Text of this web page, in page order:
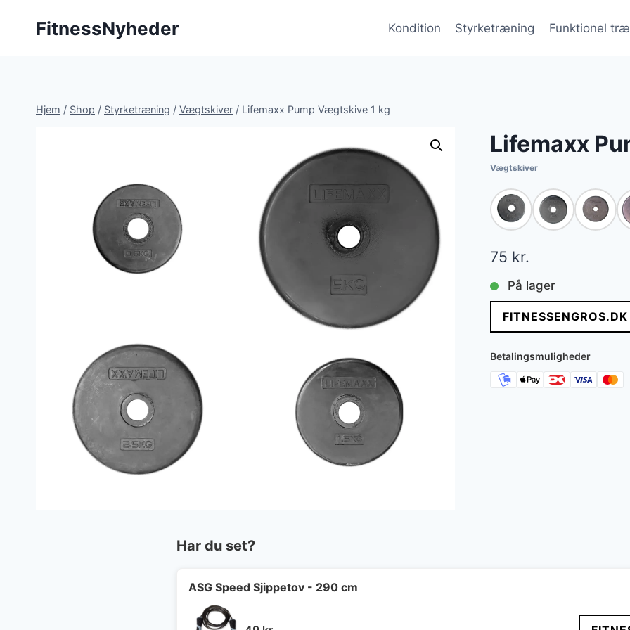
FitnessNyheder Kondition Styrketræning Funktionel
Hjem / Shop / Styrketræning / Vægtskiver / Lifemaxx Pump Vægtskive 1 kg
Lifemaxx
Vægtskiver
75 kr.
På lager
Betalingsmuligheder
Har du set?
ASG Speed Sjippetov - 290 cm